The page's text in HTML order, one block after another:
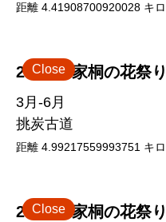
距離 4.41908700920028 キロ
2026 客家桐の花祭り
3月-6月
挑炭古道
距離 4.99217559993751 キロ
Close
2026 客家桐の花祭り
Close